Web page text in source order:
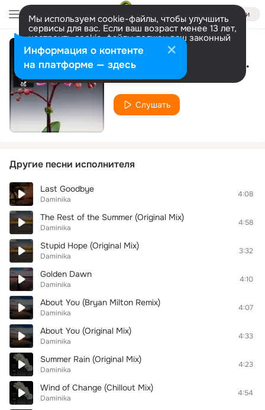
Войти
Мы используем cookie-файлы, чтобы улучшить
сервисы для вас. Если ваш возраст менее 13 лет,
настроить cookie-файлы должен ваш законный
представитель. Больше информации
Разрешить все Настроить In the Twilight (Original Mix)
Daminika
Слушать
Другие песни исполнителя
Last Goodbye
Daminika
4:08
The Rest of the Summer (Original Mix)
Daminika
4:58
Stupid Hope (Original Mix)
Daminika
3:32
Golden Dawn
Daminika
4:10
About You (Bryan Milton Remix)
Daminika
4:07
About You (Original Mix)
Daminika
4:33
Summer Rain (Original Mix)
Daminika
4:23
Wind of Change (Chillout Mix)
Daminika
4:54
Информация о контенте
на платформе — здесь